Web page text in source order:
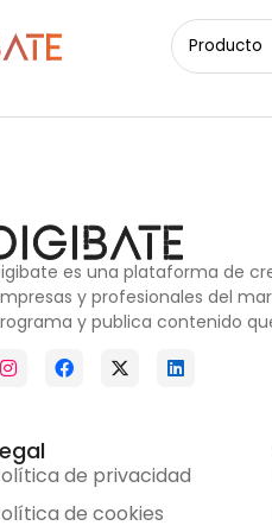
Producto
es una plataforma de
y profesionales del
y publica contenido
de privacidad
de cookies